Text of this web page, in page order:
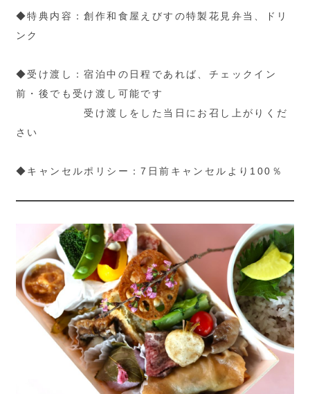
◆特典内容：創作和食屋えびすの特製花見弁当、ドリ
ンク
◆受け渡し：宿泊中の日程であれば、チェックイン
前・後でも受け渡し可能です
受け渡しをした当日にお召し上がりくだ
さい
◆キャンセルポリシー：7日前キャンセルより100％